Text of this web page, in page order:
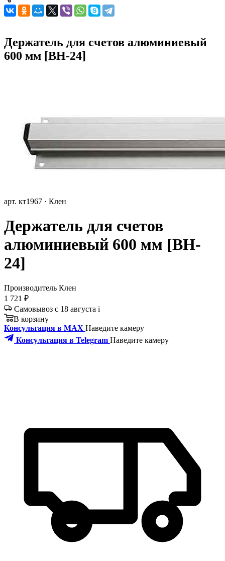
Держатель для счетов алюминиевый
600 мм [BH-24]
арт. кт1967 · Клен
Держатель для счетов
алюминиевый 600 мм [BH-
24]
Производитель Клен
1 721 ₽
Самовывоз с 18 августа i
В корзину
Консультация в MAX Наведите камеру
Консультация в Telegram Наведите камеру